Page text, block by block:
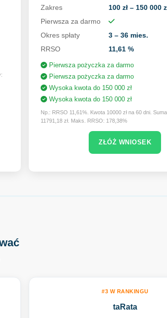
Zakres
100 zł – 150 000
Pierwsza za darmo
Okres spłaty
3 – 36 mies.
RRSO
11,61 %
Pierwsza pożyczka za darmo
Pierwsza pożyczka za darmo
Wysoka kwota do 150 000 zł
Wysoka kwota do 150 000 zł
Np.: RRSO 11,61%. Kwota 10000 zł na 60 dni.
11791,18 zł. Maks. RRSO: 178,38%
ZŁÓŻ WNIOSEK
#3 W RANKINGU
taRata